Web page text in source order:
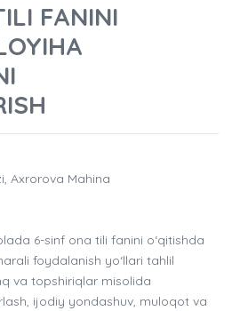
FANINI
Axrorova Mahina
6-sinf ona tili fanini o‘qitishda
foydalanish yo‘llari tahlil
va topshiriqlar misolida
ijodiy yondashuv, muloqot va